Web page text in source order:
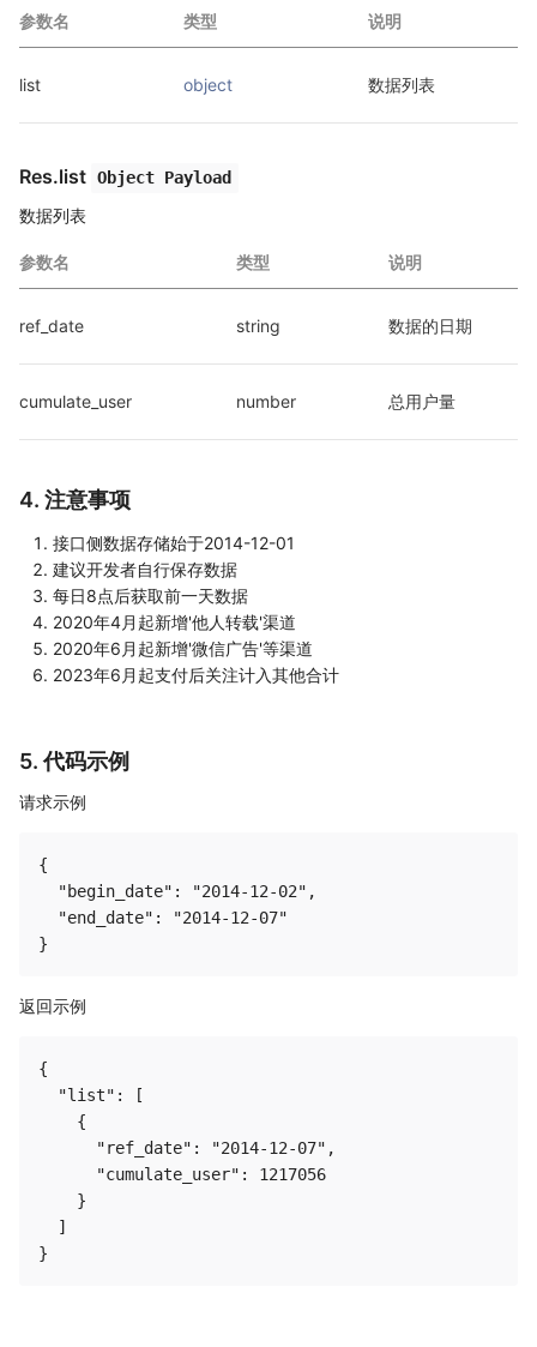
参数名 类型 说明
list object 数据列表
Res.list Object Payload
数据列表
参数名 类型 说明
ref_date string 数据的日期
cumulate_user number 总用户量
4. 注意事项
接口侧数据存储始于2014-12-01
建议开发者自行保存数据
每日8点后获取前一天数据
2020年4月起新增'他人转载'渠道
2020年6月起新增'微信广告'等渠道
2023年6月起支付后关注计入其他合计
5. 代码示例
请求示例
{
  "begin_date": "2014-12-02",
  "end_date": "2014-12-07"
返回示例
{
  "list": [
    {
      "ref_date": "2014-12-07",
      "cumulate_user": 1217056
    }
  ]